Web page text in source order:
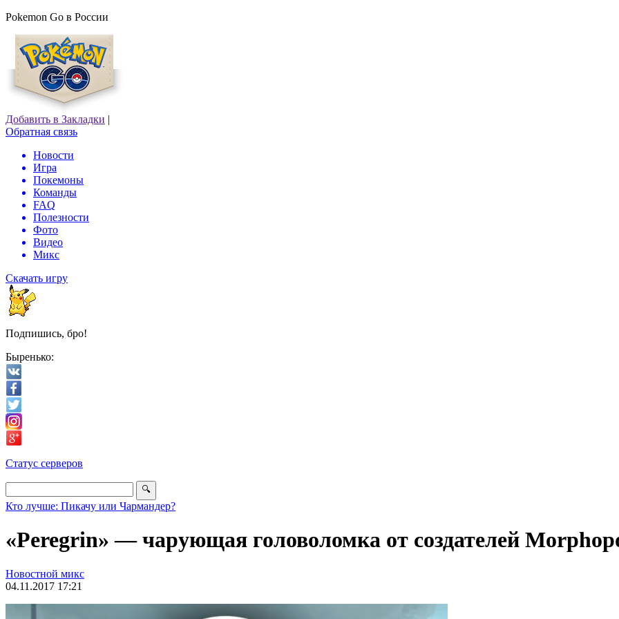
Pokemon Go в России
Добавить в Закладки |
Обратная связь
Новости
Игра
Покемоны
Команды
FAQ
Полезности
Фото
Видео
Микс
Скачать игру
Подпишись, бро!
Быренько:
Статус серверов
Кто лучше: Пикачу или Чармандер?
«Peregrin» — чарующая головоломка от создателей
Новостной микс
04.11.2017 17:21